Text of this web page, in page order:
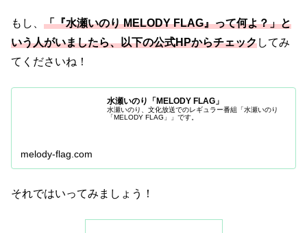
もし、 「『水瀬いのり MELODY FLAG』って何よ？」と
いう人がいましたら、以下の公式HPからチェックしてみ
てくださいね！
水瀬いのり「MELODY FLAG」
水瀬いのり、文化放送でのレギュラー番組「水瀬いのり
「MELODY FLAG」」です。
melody-flag.com
それではいってみましょう！